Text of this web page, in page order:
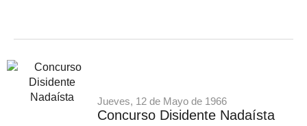
Jueves, 12 de Mayo de 1966
Concurso Disidente Nadaísta